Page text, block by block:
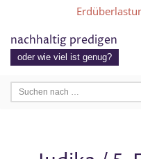
Zum
Inhalt
nachhaltig predigen
oder wie viel ist genug?